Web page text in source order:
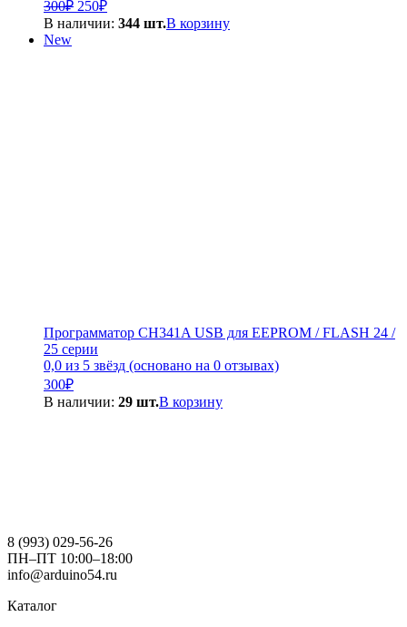
300₽
цена
250₽
цена:
В наличии: 344 шт.В корзину
New
Программатор CH341A USB для EEPROM / FLASH 24 /
25 серии
0,0 из 5 звёзд (основано на 0 отзывах)
300₽
В наличии: 29 шт.В корзину
8 (993) 029-56-26
ПН–ПТ 10:00–18:00
info@arduino54.ru
Каталог